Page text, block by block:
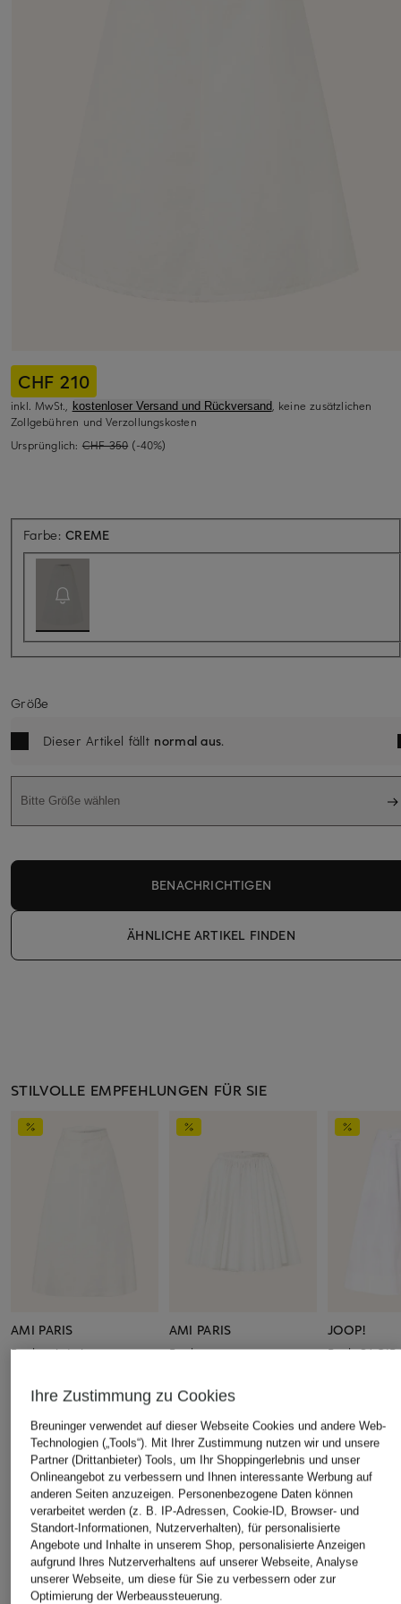
CHF 210
inkl. MwSt., kostenloser Versand und Rückversand, keine zusätzlichen
Zollgebühren und Verzollungskosten
Ursprünglich: CHF 350 (-40%)
Farbe:CREMEAktuell nicht verfügbar
Größe
Dieser Artikel fällt normal aus.
Bitte Größe wählen
BENACHRICHTIGEN
ÄHNLICHE ARTIKEL FINDEN
STILVOLLE EMPFEHLUNGEN FÜR SIE
AMI PARIS
Rock mit Leinen
Ursprünglich:CHF 520
AMI PARIS
Rock
Ursprünglich:
JOOP!
Rock
ÄHNLICHE ARTIKEL ENTDECKEN
Ihre Zustimmung zu Cookies
Breuninger verwendet auf dieser Webseite Cookies und andere Web-
Technologien („Tools“). Mit Ihrer Zustimmung nutzen wir und unsere
Partner (Drittanbieter) Tools, um Ihr Shoppingerlebnis und unser
Onlineangebot zu verbessern und Ihnen interessante Werbung auf
anderen Seiten anzuzeigen. Personenbezogene Daten können
verarbeitet werden (z. B. IP-Adressen, Cookie-ID, Browser- und
Standort-Informationen, Nutzerverhalten), für personalisierte
Angebote und Inhalte in unserem Shop, personalisierte Anzeigen
aufgrund Ihres Nutzerverhaltens auf unserer Webseite, Analyse
unserer Webseite, um diese für Sie zu verbessern oder zur
Optimierung der Werbeaussteuerung.